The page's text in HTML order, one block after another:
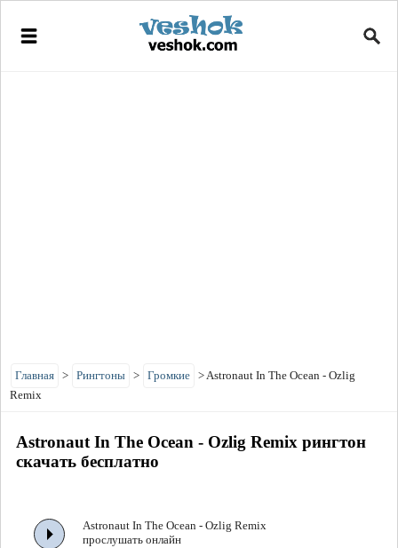
Главная > Рингтоны > Громкие >Astronaut In The Ocean - Ozlig
Remix
Astronaut In The Ocean - Ozlig Remix рингтон
скачать бесплатно
Astronaut In The Ocean - Ozlig Remix
прослушать онлайн